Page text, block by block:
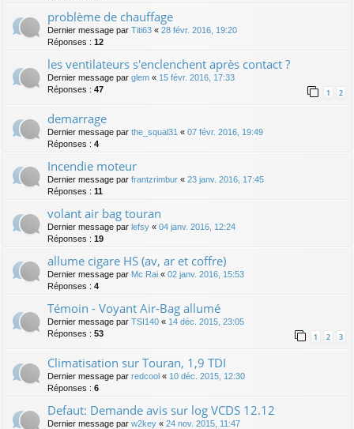
problème de chauffage
Dernier message par Titi63 « 28 févr. 2016, 19:20
Réponses : 12
les ventilateurs s'enclenchent après contact ?
Dernier message par glem « 15 févr. 2016, 17:33
Réponses : 47 1 2
demarrage
Dernier message par the_squal31 « 07 févr. 2016, 19:49
Réponses : 4
Incendie moteur
Dernier message par frantzrimbur « 23 janv. 2016, 17:45
Réponses : 11
volant air bag touran
Dernier message par lefsy « 04 janv. 2016, 12:24
Réponses : 19
allume cigare HS (av, ar et coffre)
Dernier message par Mc Rai « 02 janv. 2016, 15:53
Réponses : 4
Témoin - Voyant Air-Bag allumé
Dernier message par TSI140 « 14 déc. 2015, 23:05
Réponses : 53 1 2 3
Climatisation sur Touran, 1,9 TDI
Dernier message par redcool « 10 déc. 2015, 12:30
Réponses : 6
Defaut: Demande avis sur log VCDS 12.12
Dernier message par w2key « 24 nov. 2015, 11:47